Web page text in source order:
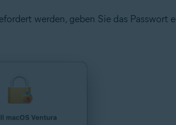
werden, geben Sie das